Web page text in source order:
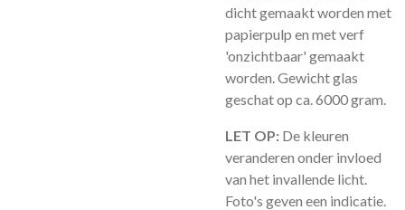
dicht gemaakt worden met
papierpulp en met verf
'onzichtbaar' gemaakt
worden. Gewicht glas
geschat op ca. 6000 gram.
LET OP: De kleuren
veranderen onder invloed
van het invallende licht.
Foto's geven een indicatie.